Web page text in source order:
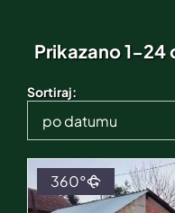
Prikazano 1-24
Sortiraj:
po datumu
360°